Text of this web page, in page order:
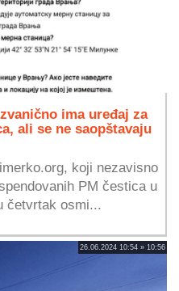
ima uređaj za
ali se ne saopštavaju
koji nezavisno
PM čestica u
četvrtak osmi...
26.06.2024 10:54 » 10:56